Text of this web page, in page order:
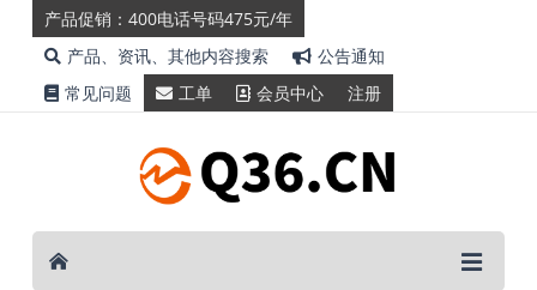
产品促销：400电话号码475元/年
产品、资讯、其他内容搜索
公告通知
常见问题
工单 会员中心 注册